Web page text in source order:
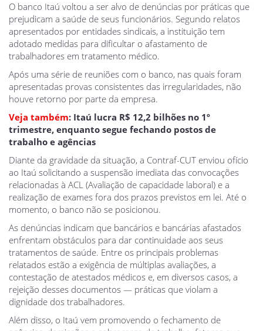
O banco Itaú voltou a ser alvo de denúncias por práticas que
prejudicam a saúde de seus funcionários. Segundo relatos
apresentados por entidades sindicais, a instituição tem
adotado medidas para dificultar o afastamento de
trabalhadores em tratamento médico.
Após uma série de reuniões com o banco, nas quais foram
apresentadas provas consistentes das irregularidades, não
houve retorno por parte da empresa.
Veja também: Itaú lucra R$ 12,2 bilhões no 1º
trimestre, enquanto segue fechando postos de
trabalho e agências
Diante da gravidade da situação, a Contraf-CUT enviou ofício
ao Itaú solicitando a suspensão imediata das convocações
relacionadas à ACL (Avaliação de capacidade laboral) e a
realização de exames fora dos prazos previstos em lei. Até o
momento, o banco não se posicionou.
As denúncias indicam que bancários e bancárias afastados
enfrentam obstáculos para dar continuidade aos seus
tratamentos de saúde. Entre os principais problemas
relatados estão a exigência de múltiplas avaliações, a
contestação de atestados médicos e, em diversos casos, a
rejeição desses documentos — práticas que violam a
dignidade dos trabalhadores.
Além disso, o Itaú vem promovendo o fechamento de